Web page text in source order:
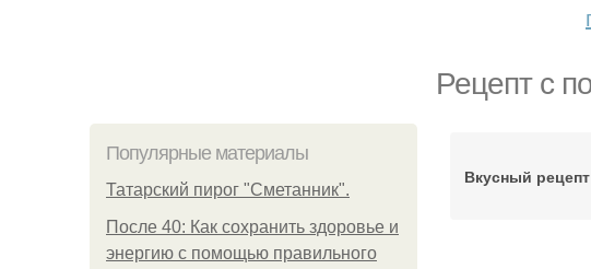
Рецепт с
Популярные материалы
Татарский пирог "Сметанник".
После 40: Как сохранить здоровье и
энергию с помощью правильного
Вкусный рецепт